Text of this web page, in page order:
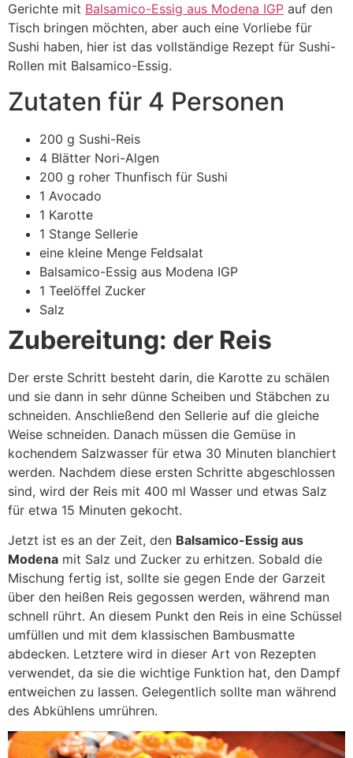
Gerichte mit Balsamico-Essig aus Modena IGP auf den
Tisch bringen möchten, aber auch eine Vorliebe für
Sushi haben, hier ist das vollständige Rezept für Sushi-
Rollen mit Balsamico-Essig.
Zutaten für 4 Personen
200 g Sushi-Reis
4 Blätter Nori-Algen
200 g roher Thunfisch für Sushi
1 Avocado
1 Karotte
1 Stange Sellerie
eine kleine Menge Feldsalat
Balsamico-Essig aus Modena IGP
1 Teelöffel Zucker
Salz
Zubereitung: der Reis
Der erste Schritt besteht darin, die Karotte zu schälen
und sie dann in sehr dünne Scheiben und Stäbchen zu
schneiden. Anschließend den Sellerie auf die gleiche
Weise schneiden. Danach müssen die Gemüse in
kochendem Salzwasser für etwa 30 Minuten blanchiert
werden. Nachdem diese ersten Schritte abgeschlossen
sind, wird der Reis mit 400 ml Wasser und etwas Salz
für etwa 15 Minuten gekocht.
Jetzt ist es an der Zeit, den Balsamico-Essig aus
Modena mit Salz und Zucker zu erhitzen. Sobald die
Mischung fertig ist, sollte sie gegen Ende der Garzeit
über den heißen Reis gegossen werden, während man
schnell rührt. An diesem Punkt den Reis in eine Schüssel
umfüllen und mit dem klassischen Bambusmatte
abdecken. Letztere wird in dieser Art von Rezepten
verwendet, da sie die wichtige Funktion hat, den Dampf
entweichen zu lassen. Gelegentlich sollte man während
des Abkühlens umrühren.